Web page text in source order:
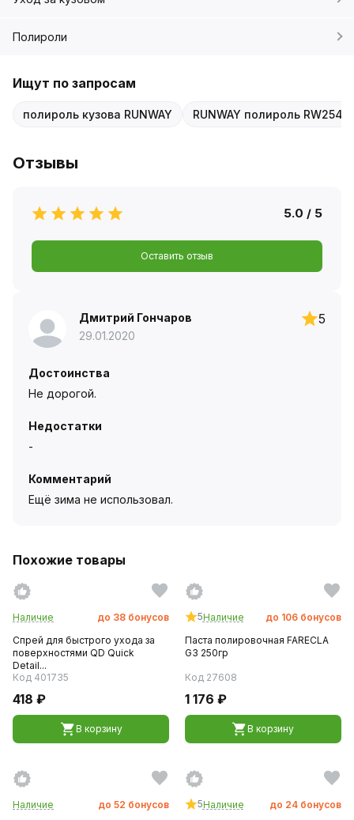
Полироли
Ищут по запросам
полироль кузова RUNWAY RUNWAY полироль RW2543
Отзывы
5.0 / 5
Оставить отзыв
Дмитрий Гончаров
29.01.2020
5
Достоинства
Не дорогой.
Недостатки
-
Комментарий
Ещё зима не использовал.
Похожие товары
Наличие до 38 бонусов
Спрей для быстрого ухода за
поверхностями QD Quick
Detail...
Код 401735
418 ₽
В корзину
5Наличие до 106 бонусов
Паста полировочная FARECLA
G3 250гр
Код 27608
1 176 ₽
В корзину
Наличие до 52 бонусов
5Наличие до 24 бонусов